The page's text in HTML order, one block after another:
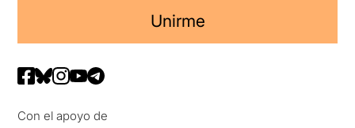
Unirme
Con el apoyo de